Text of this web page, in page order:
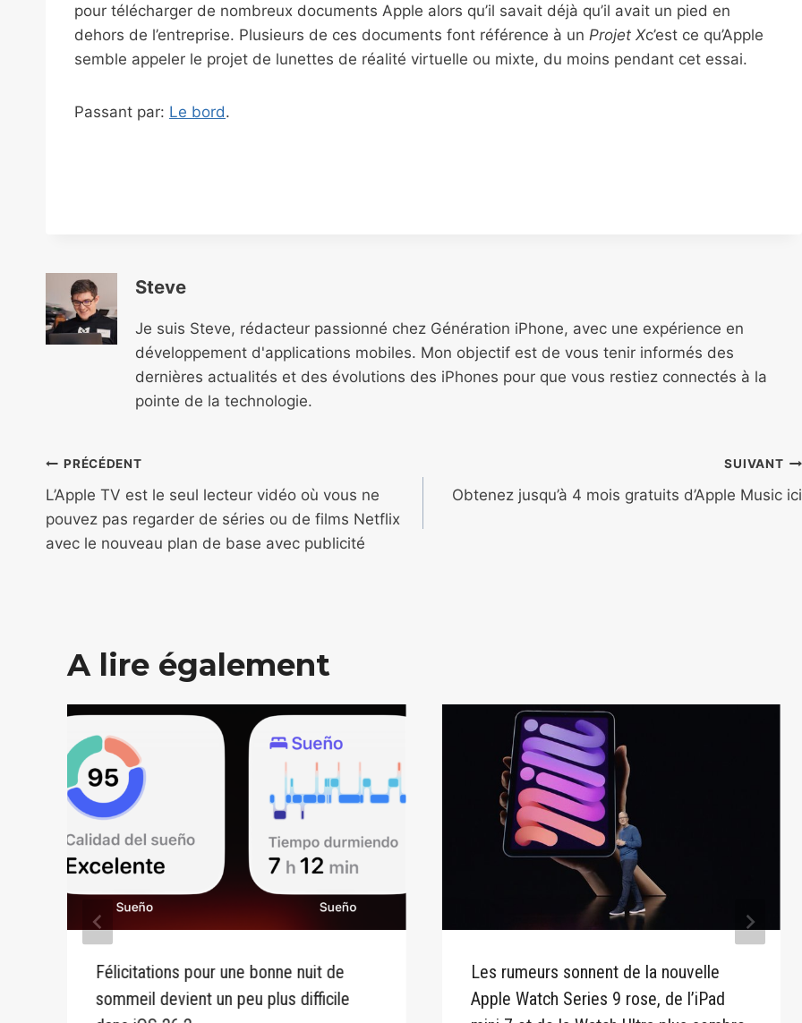
pour télécharger de nombreux documents Apple alors qu’il savait déjà qu’il avait un pied en
dehors de l’entreprise. Plusieurs de ces documents font référence à un Projet Xc’est ce qu’Apple
semble appeler le projet de lunettes de réalité virtuelle ou mixte, du moins pendant cet essai.
Passant par: Le bord.
Steve
Je suis Steve, rédacteur passionné chez Génération iPhone, avec une expérience en
développement d'applications mobiles. Mon objectif est de vous tenir informés des
dernières actualités et des évolutions des iPhones pour que vous restiez connectés à la
pointe de la technologie.
Navigation
de
l’article
PRÉCÉDENT
L’Apple TV est le seul lecteur vidéo où vous ne
pouvez pas regarder de séries ou de films Netflix
avec le nouveau plan de base avec publicité
SUIVANT
Obtenez jusqu’à 4 mois gratuits d’Apple Music ici
A lire également
Félicitations pour une bonne nuit de
sommeil devient un peu plus difficile
Les rumeurs sonnent de la nouvelle
Apple Watch Series 9 rose, de l’iPad